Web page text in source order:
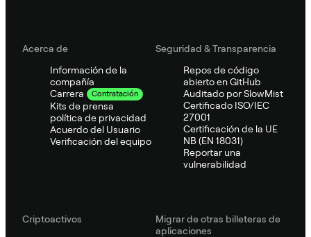
Acerca de
Información de la
compañía
Carrera
Contratación
Kits de prensa
política de privacidad
Acuerdo del Usuario
Verificación del equipo
Seguridad & Transparencia
Repos de código
abierto en GitHub
Auditado por SlowMist
Certificado ISO/IEC
27001
Certificación de la UE
NB (EN 18031)
Reportar una
vulnerabilidad
Criptoactivos
Migrar de otras billeteras de
aplicaciones